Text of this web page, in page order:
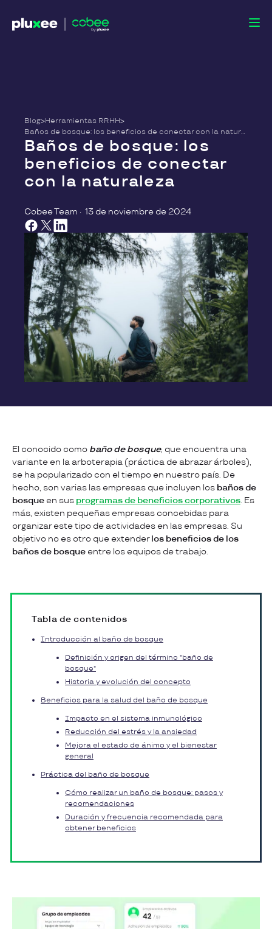
Baños de bosque: los
beneficios de conectar
con la naturaleza
Cobee Team · 13 de noviembre de 2024
Blog>Herramientas RRHH>
Baños de bosque: los beneficios de conectar con la naturaleza
El conocido como baño de bosque, que encuentra una
variante en la arboterapia (práctica de abrazar árboles),
se ha popularizado con el tiempo en nuestro país. De
hecho, son varias las empresas que incluyen los baños de
bosque en sus programas de beneficios corporativos. Es
más, existen pequeñas empresas concebidas para
organizar este tipo de actividades en las empresas. Su
objetivo no es otro que extenderlos beneficios de los
baños de bosque entre los equipos de trabajo.
Tabla de contenidos
Introducción al baño de bosque
Definición y origen del término "baño de
bosque"
Historia y evolución del concepto
Beneficios para la salud del baño de bosque
Impacto en el sistema inmunológico
Reducción del estrés y la ansiedad
Mejora el estado de ánimo y el bienestar
general
Práctica del baño de bosque
Cómo realizar un baño de bosque: pasos y
recomendaciones
Duración y frecuencia recomendada para
obtener beneficios